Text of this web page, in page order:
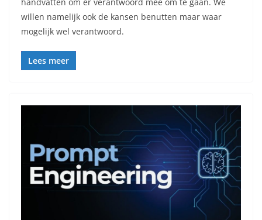
willen namelijk ook de kansen benutten maar waar
mogelijk wel verantwoord.
Lees meer